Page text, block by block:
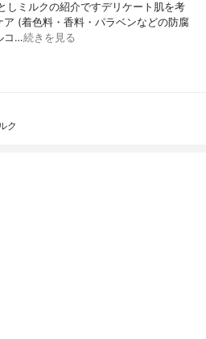
しミルクの紹介ですデリケート肌を考
ア (着色料・香料・パラベンなどの防腐
コ…続きを見る
ク